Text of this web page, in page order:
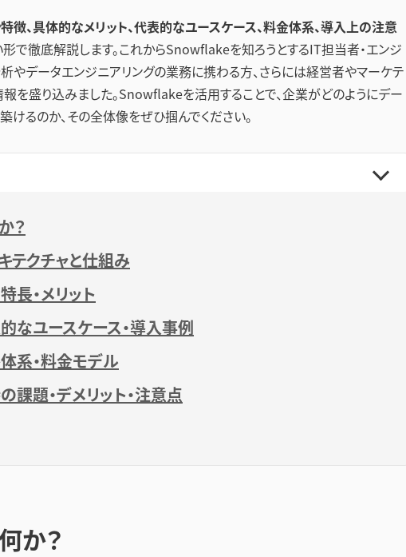
、具体的なメリット、代表的なユースケース、料金体系、導入上の注意
で徹底解説します。これからSnowflakeを知ろうとするIT担当者・エンジ
やデータエンジニアリングの業務に携わる方、さらには経営者やマーケテ
を盛り込みました。Snowflakeを活用することで、企業がどのようにデー
けるのか、その全体像をぜひ掴んでください。
？
クチャと仕組み
・メリット
ユースケース・導入事例
・料金モデル
題・デメリット・注意点
か？